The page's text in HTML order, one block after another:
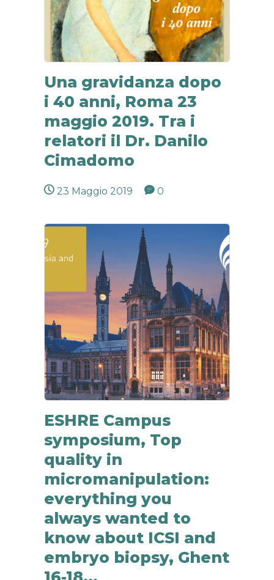
Una gravidanza dopo
i 40 anni, Roma 23
maggio 2019. Tra i
relatori il Dr. Danilo
Cimadomo
23 Maggio 2019 0
ESHRE Campus
symposium, Top
quality in
micromanipulation:
everything you
always wanted to
know about ICSI and
embryo biopsy, Ghent